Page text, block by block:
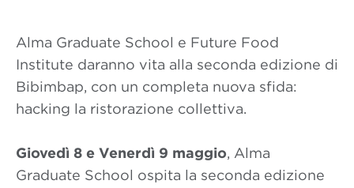
Alma Graduate School e Future Food
Institute daranno vita alla seconda edizione di
Bibimbap, con un completa nuova sfida:
hacking la ristorazione collettiva.
Giovedì 8 e Venerdì 9 maggio, Alma
Graduate School ospita la seconda edizione